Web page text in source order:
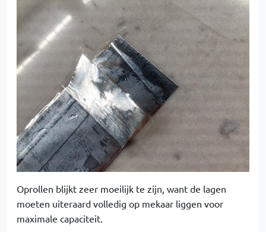
Oprollen blijkt zeer moeilijk te zijn, want de lagen
moeten uiteraard volledig op mekaar liggen voor
maximale capaciteit.